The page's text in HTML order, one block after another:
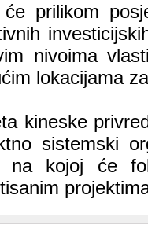
će prilikom
nivoima
lokacijama
kineske
sistemski
na kojoj će